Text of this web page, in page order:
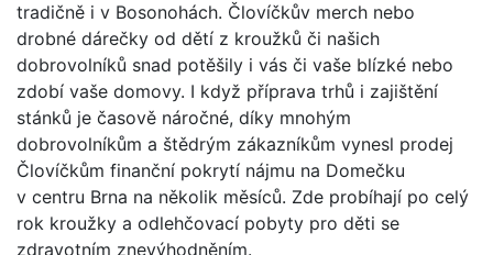
tradičně i v Bosonohách. Človíčkův merch nebo
drobné dárečky od dětí z kroužků či našich
dobrovolníků snad potěšily i vás či vaše blízké nebo
zdobí vaše domovy. I když příprava trhů i zajištění
stánků je časově náročné, díky mnohým
dobrovolníkům a štědrým zákazníkům vynesl prodej
Človíčkům finanční pokrytí nájmu na Domečku
v centru Brna na několik měsíců. Zde probíhají po celý
rok kroužky a odlehčovací pobyty pro děti se
zdravotním znevýhodněním.